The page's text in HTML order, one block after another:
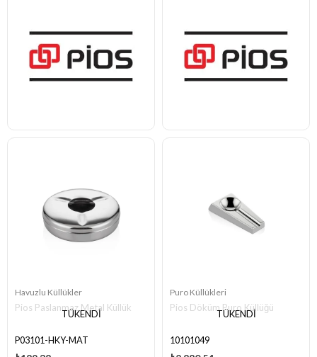
TÜKENDI
Havuzlu Küllükler
Pios Paslanmaz Metal Küllük
P03101-HKY-MAT
TÜKENDI
Puro Küllükleri
Pios Döküm Puro Küllüğü
10101049